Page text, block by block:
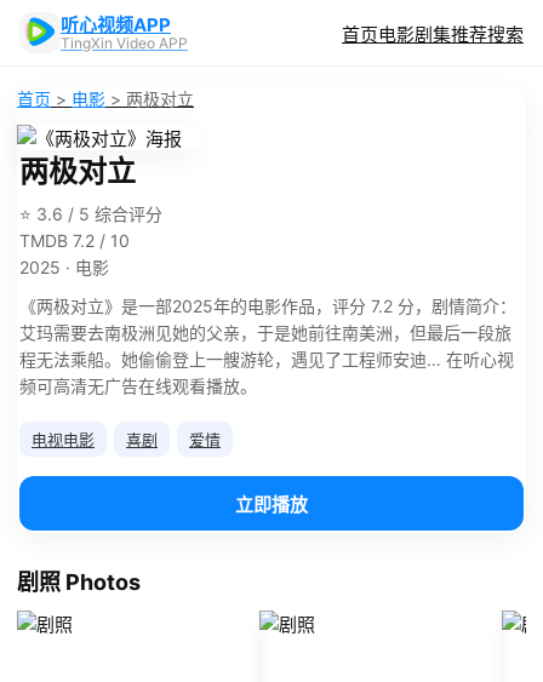
听心视频APP
TingXin Video APP 首页电影剧集推荐搜索
首页 > 电影 > 两极对立
两极对立
⭐ 3.6 / 5 综合评分
TMDB 7.2 / 10
2025 · 电影
《两极对立》是一部2025年的电影作品，评分 7.2 分，剧情简介：
艾玛需要去南极洲见她的父亲，于是她前往南美洲，但最后一段旅
程无法乘船。她偷偷登上一艘游轮，遇见了工程师安迪… 在听心视
频可高清无广告在线观看播放。
电视电影 喜剧 爱情
立即播放
剧照 Photos